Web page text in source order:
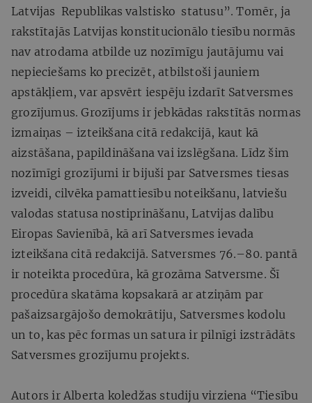
Latvijas Republikas valstisko statusu”. Tomēr, ja
rakstītajās Latvijas konstitucionālo tiesību normās
nav atrodama atbilde uz nozīmīgu jautājumu vai
nepieciešams ko precizēt, atbilstoši jauniem
apstākļiem, var apsvērt iespēju izdarīt Satversmes
grozījumus. Grozījums ir jebkādas rakstītās normas
izmaiņas – izteikšana citā redakcijā, kaut kā
aizstāšana, papildināšana vai izslēgšana. Līdz šim
nozīmīgi grozījumi ir bijuši par Satversmes tiesas
izveidi, cilvēka pamattiesību noteikšanu, latviešu
valodas statusa nostiprināšanu, Latvijas dalību
Eiropas Savienībā, kā arī Satversmes ievada
izteikšana citā redakcijā. Satversmes 76.–80. pantā
ir noteikta procedūra, kā grozāma Satversme. Šī
procedūra skatāma kopsakarā ar atziņām par
pašaizsargājošo demokrātiju, Satversmes kodolu
un to, kas pēc formas un satura ir pilnīgi izstrādāts
Satversmes grozījumu projekts.
Autors ir Alberta koledžas studiju virziena “Tiesību